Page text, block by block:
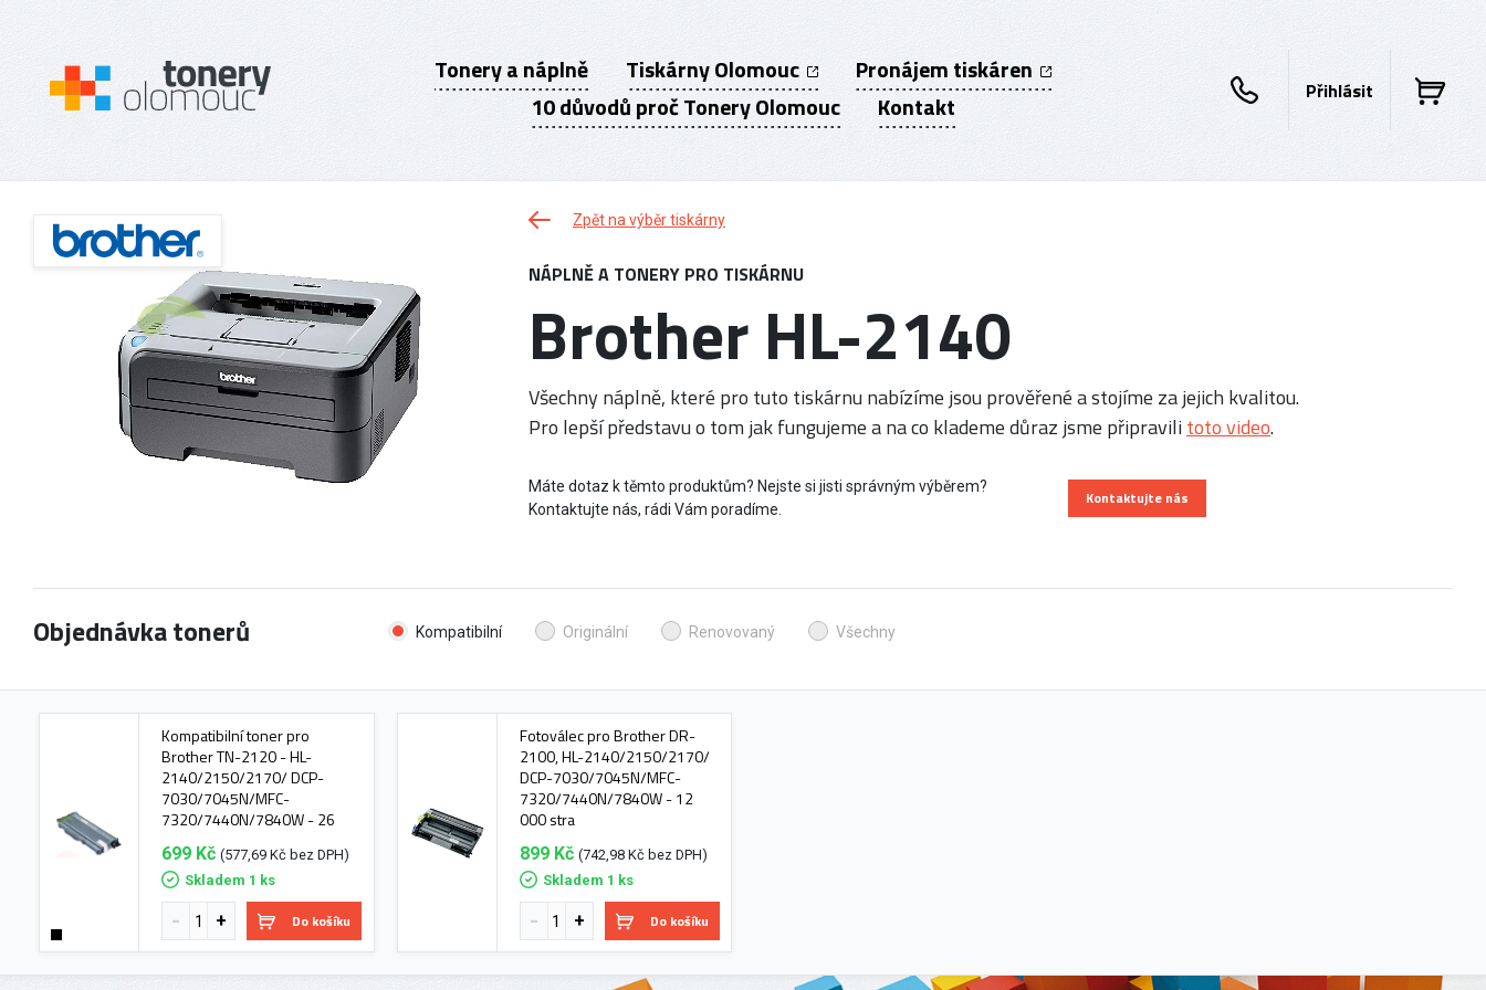
Tonery a náplně Tiskárny Olomouc
Pronájem tiskáren
10 důvodů proč Tonery Olomouc
Kontakt Přihlásit
Zpět na výběr tiskárny
NÁPLNĚ A TONERY PRO TISKÁRNU
Brother HL-2140
Všechny náplně, které pro tuto tiskárnu nabízíme jsou prověřené a stojíme za jejich kvalitou.
Pro lepší představu o tom jak fungujeme a na co klademe důraz jsme připravilitoto video.
Máte dotaz k těmto produktům? Nejste si jisti správným výběrem?
Kontaktujte nás, rádi Vám poradíme.
Kontaktujte nás
Objednávka tonerů Kompatibilní Originální Renovovaný Všechny
Kompatibilní toner pro
Brother TN-2120 - HL-
2140/2150/2170/ DCP-
7030/7045N/MFC-
7320/7440N/7840W - 26
699 Kč (577,69 Kč bez DPH)
Skladem 1 ks
Do košíku
Fotoválec pro Brother DR-
2100, HL-2140/2150/2170/
DCP-7030/7045N/MFC-
7320/7440N/7840W - 12
000 stra
899 Kč (742,98 Kč bez DPH)
Skladem 1 ks
Do košíku